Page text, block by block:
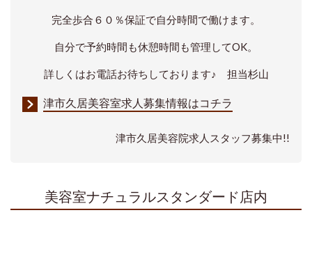
完全歩合６０％保証で自分時間で働けます。
自分で予約時間も休憩時間も管理してOK。
詳しくはお電話お待ちしております♪ 担当杉山
津市久居美容室求人募集情報はコチラ
津市久居美容院求人スタッフ募集中!!
美容室ナチュラルスタンダード店内